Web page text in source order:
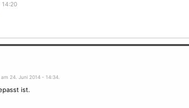
14:20
24. Juni 2014 - 14:34.
ist.